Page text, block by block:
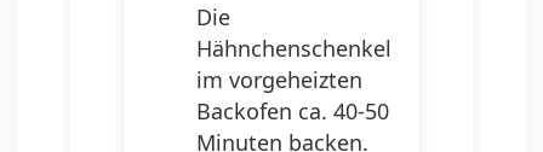
Die
Hähnchenschenkel
im vorgeheizten
Backofen ca. 40-50
Minuten backen.